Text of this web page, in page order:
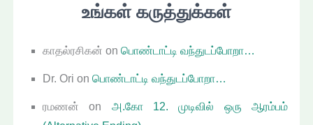
உங்கள் கருத்துக்கள்
காதல்ரசிகன் onபொண்டாட்டி வந்துடப்போறா…
Dr. Ori onபொண்டாட்டி வந்துடப்போறா…
ரமணன் on அ.கோ 12. முடிவில் ஒரு ஆரம்பம்